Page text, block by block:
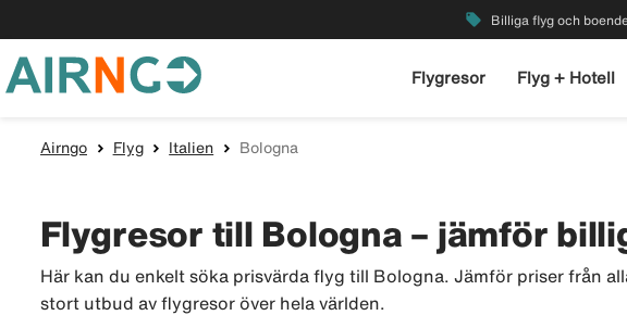
local_offer Billiga flyg och
Flygresor Flyg + Hotell
Airngo Flyg Italien Bologna
Flygresor till Bologna – jämför
Här kan du enkelt söka prisvärda flyg till Bologna. Jämför priser från
stort utbud av flygresor över hela världen.